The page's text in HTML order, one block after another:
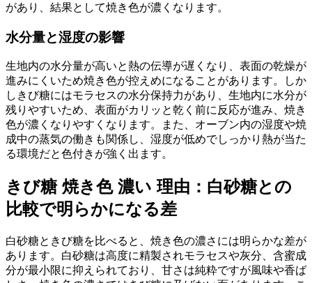
があり、結果として焼き色が濃くなります。
水分量と湿度の影響
生地内の水分量が高いと熱の伝導が遅くなり、表面の乾燥が
進みにくいため焼き色が控えめになることがあります。しか
しきび糖にはモラセスの水分保持力があり、生地内に水分が
残りやすいため、表面がカリッと乾く前に反応が進み、焼き
色が濃くなりやすくなります。また、オーブン内の湿度や焼
成中の蒸気の働きも関係し、湿度が低めでしっかり熱が当た
る環境だと色付きが強く出ます。
きび糖 焼き色 濃い 理由：白砂糖との
比較で明らかになる差
白砂糖ときび糖を比べると、焼き色の濃さには明らかな差が
あります。白砂糖は高度に精製されモラセスや灰分、含蜜成
分が最小限に抑えられており、甘さは純粋ですが風味や香ば